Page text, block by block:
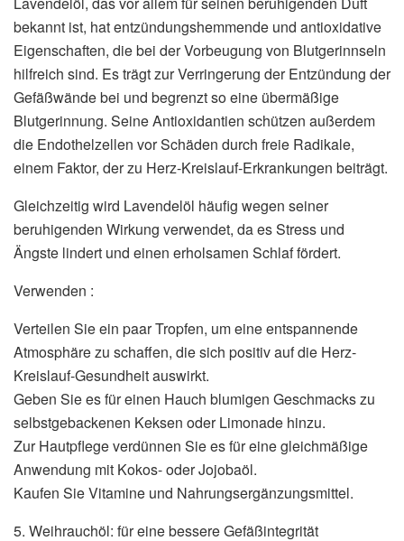
bekannt ist, hat entzündungshemmende und antioxidative
Eigenschaften, die bei der Vorbeugung von Blutgerinnseln
hilfreich sind. Es trägt zur Verringerung der Entzündung der
Gefäßwände bei und begrenzt so eine übermäßige
Blutgerinnung. Seine Antioxidantien schützen außerdem
die Endothelzellen vor Schäden durch freie Radikale,
einem Faktor, der zu Herz-Kreislauf-Erkrankungen beiträgt.
Gleichzeitig wird Lavendelöl häufig wegen seiner
beruhigenden Wirkung verwendet, da es Stress und
Ängste lindert und einen erholsamen Schlaf fördert.
Verwenden :
Verteilen Sie ein paar Tropfen, um eine entspannende
Atmosphäre zu schaffen, die sich positiv auf die Herz-
Kreislauf-Gesundheit auswirkt.
Geben Sie es für einen Hauch blumigen Geschmacks zu
selbstgebackenen Keksen oder Limonade hinzu.
Zur Hautpflege verdünnen Sie es für eine gleichmäßige
Anwendung mit Kokos- oder Jojobaöl.
Kaufen Sie Vitamine und Nahrungsergänzungsmittel.
5. Weihrauchöl: für eine bessere Gefäßintegrität